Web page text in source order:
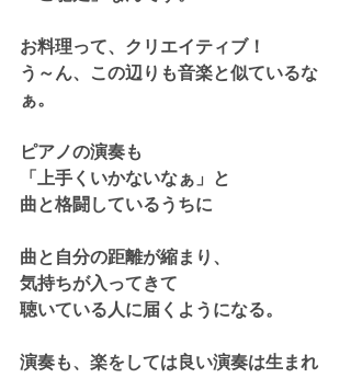
お料理って、クリエイティブ！
う～ん、この辺りも音楽と似ているな
ぁ。
ピアノの演奏も
「上手くいかないなぁ」と
曲と格闘しているうちに
曲と自分の距離が縮まり、
気持ちが入ってきて
聴いている人に届くようになる。
演奏も、楽をしては良い演奏は生まれ